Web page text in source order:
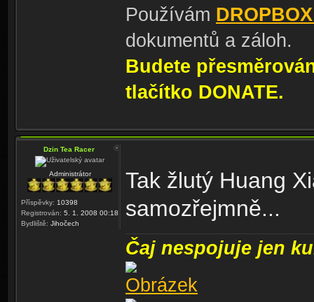
Používám
dokumentů a záloh.
Budete
tlačítko DONATE.
Dzin Tea Racer
Administrátor
Příspěvky: 10398
Registrován: 5. 1. 2008 00:18
Bydliště: Jihočech
Tak žlutý Huang
samozřejmně...
Čaj nespojuje jen